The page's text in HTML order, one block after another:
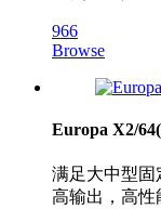
966
Browse
Europa X2/
满足大中型固
高输出，高性